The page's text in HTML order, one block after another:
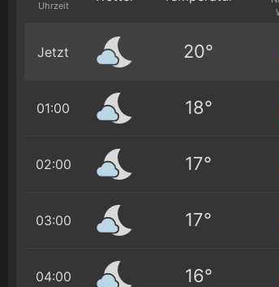
Uhrzeit
Jetzt 20°
01:00 18°
02:00 17°
03:00 17°
04:00 16°